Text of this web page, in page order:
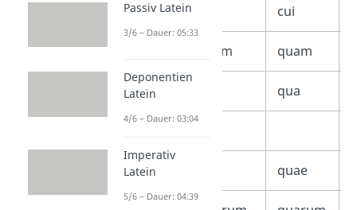
Dativ cui
quem quam
Ablativ qua
Nominativ quae
Passiv Latein
3/6 – Dauer: 05:33
Deponentien
Latein
4/6 – Dauer: 03:04
Imperativ
Latein
5/6 – Dauer: 04:39